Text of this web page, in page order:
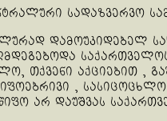
სადაზვერვო
დამოუკიდებელ
თქვენი აქციებით ,
,
არ დაუშვას